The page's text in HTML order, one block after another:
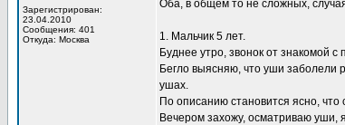
Зарегистрирован:
23.04.2010
Сообщения: 401
Откуда: Москва
Оба, в общем то не сложных,
1. Мальчик 5 лет.
Буднее утро, звонок от знакомой
Бегло выясняю, что уши заболели
ушах.
По описанию становится ясно,
Вечером захожу, осматриваю уши,